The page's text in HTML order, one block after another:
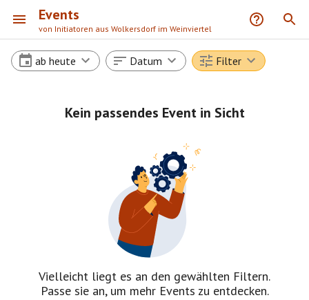
Events
von Initiatoren aus Wolkersdorf im Weinviertel
ab heute Datum Filter
Kein passendes Event in Sicht
Vielleicht liegt es an den gewählten Filtern.
Passe sie an, um mehr Events zu entdecken.